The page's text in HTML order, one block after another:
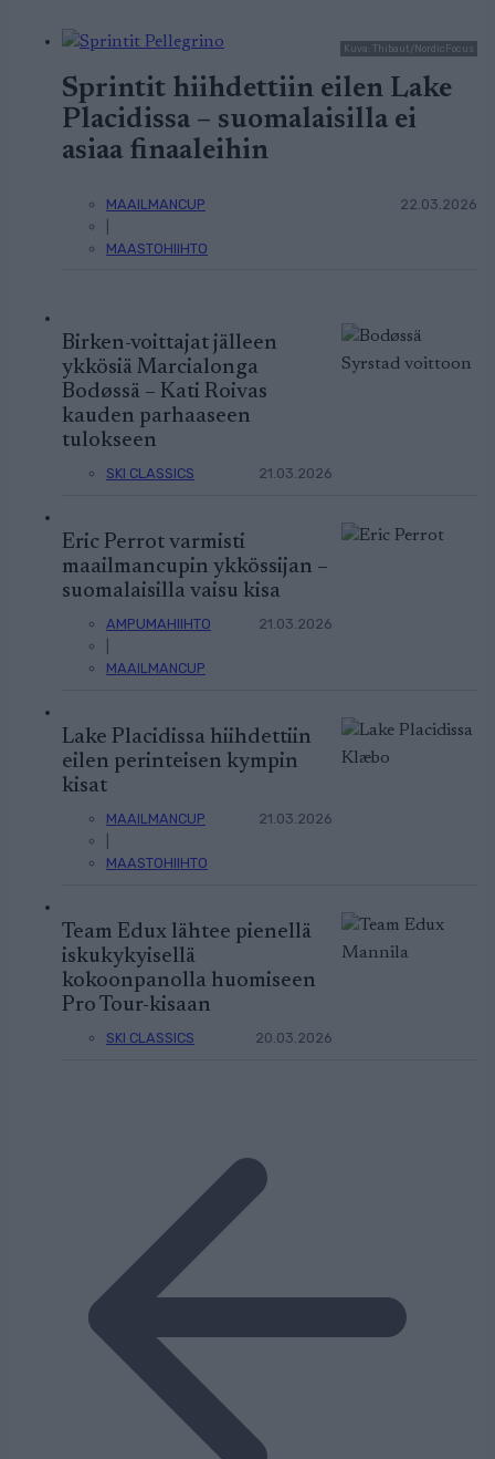
Kuva: Thibaut/NordicFocus
Sprintit hiihdettiin eilen Lake
Placidissa – suomalaisilla ei
asiaa finaaleihin
MAAILMANCUP
MAASTOHIIHTO
22.03.2026
Birken-voittajat jälleen
ykkösiä Marcialonga
Bodøssä – Kati Roivas
kauden parhaaseen
tulokseen
SKI CLASSICS 21.03.2026
Eric Perrot varmisti
maailmancupin ykkössijan –
suomalaisilla vaisu kisa
AMPUMAHIIHTO
MAAILMANCUP
21.03.2026
Lake Placidissa hiihdettiin
eilen perinteisen kympin
kisat
MAAILMANCUP
MAASTOHIIHTO
21.03.2026
Team Edux lähtee pienellä
iskukykyisellä
kokoonpanolla huomiseen
Pro Tour-kisaan
SKI CLASSICS 20.03.2026